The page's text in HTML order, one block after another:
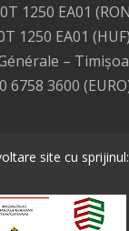
1250 EA01
1250 EA01 (HUF)
–
6758 3600
site cu sprijinul: